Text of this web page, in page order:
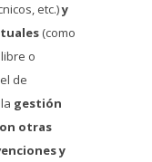
etc.)y
(como
o
de
gestión
otras
y